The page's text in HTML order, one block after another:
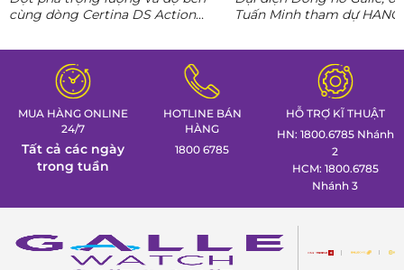
cùng dòng Certina DS Action
tác thể thao cá tính nhất trong
Tuần lễ đồng hồ Thụy Sỹ cùng
Đồng hồ Galle!
nguyên AI
Tuấn Minh tham dự
gian trưng bày đồng hồ
định hình phong thái lãnh
MUA HÀNG ONLINE
24/7
Tất cả các ngày
trong tuần
HOTLINE BÁN
HÀNG
1800 6785
HỖ TRỢ KĨ THUẬT
HN: 1800.6785 Nhánh
2
HCM: 1800.6785
Nhánh 3